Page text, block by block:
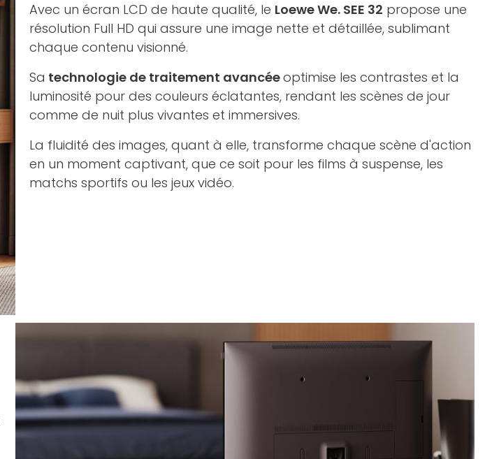
Avec un écran LCD de haute qualité, le Loewe We. SEE 32 propose une
résolution Full HD qui assure une image nette et détaillée, sublimant
chaque contenu visionné.
Sa technologie de traitement avancéeoptimise les contrastes et la
luminosité pour des couleurs éclatantes, rendant les scènes de jour
comme de nuit plus vivantes et immersives.
La fluidité des images, quant à elle, transforme chaque scène d'action
en un moment captivant, que ce soit pour les films à suspense, les
matchs sportifs ou les jeux vidéo.